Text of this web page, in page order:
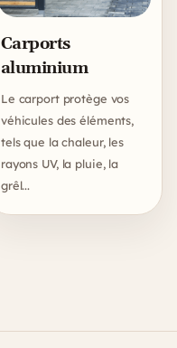
Carports
aluminium
Le carport protège vos
véhicules des éléments,
tels que la chaleur, les
rayons UV, la pluie, la
grêl...